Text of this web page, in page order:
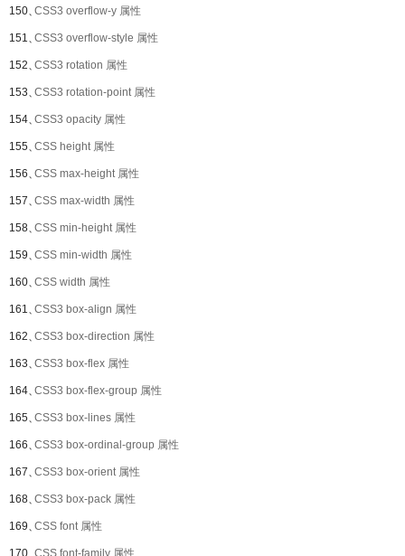
150、CSS3 overflow-y 属性
151、CSS3 overflow-style 属性
152、CSS3 rotation 属性
153、CSS3 rotation-point 属性
154、CSS3 opacity 属性
155、CSS height 属性
156、CSS max-height 属性
157、CSS max-width 属性
158、CSS min-height 属性
159、CSS min-width 属性
160、CSS width 属性
161、CSS3 box-align 属性
162、CSS3 box-direction 属性
163、CSS3 box-flex 属性
164、CSS3 box-flex-group 属性
165、CSS3 box-lines 属性
166、CSS3 box-ordinal-group 属性
167、CSS3 box-orient 属性
168、CSS3 box-pack 属性
169、CSS font 属性
170、CSS font-family 属性